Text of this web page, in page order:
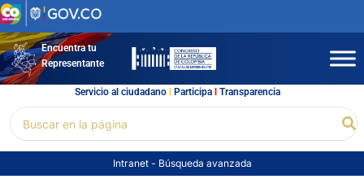
Ir
al
contenidoEncuentra tu
Representante
Servicio al ciudadano l Participal Transparencia
por:
Intranet - Búsqueda avanzada